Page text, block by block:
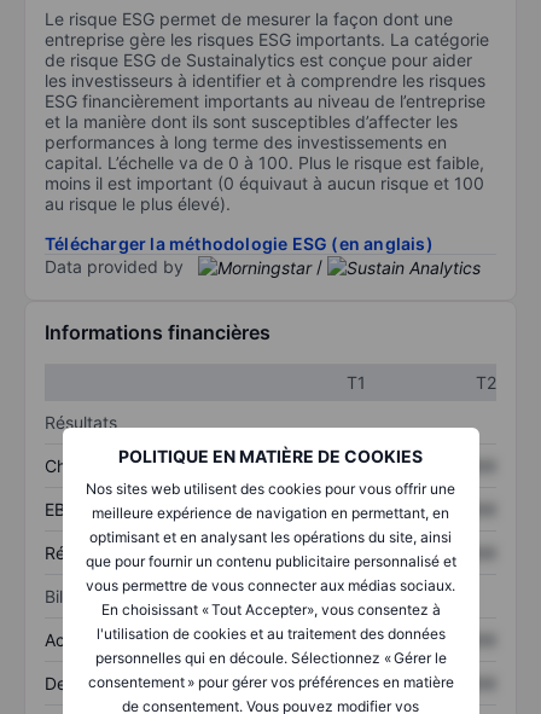
POLITIQUE EN MATIÈRE DE COOKIES
Nos sites web utilisent des cookies pour vous offrir une
meilleure expérience de navigation en permettant, en
optimisant et en analysant les opérations du site, ainsi
que pour fournir un contenu publicitaire personnalisé et
vous permettre de vous connecter aux médias sociaux.
En choisissant « Tout Accepter», vous consentez à
l'utilisation de cookies et au traitement des données
personnelles qui en découle. Sélectionnez « Gérer le
consentement » pour gérer vos préférences en matière
de consentement. Vous pouvez modifier vos
Le risque ESG permet de mesurer la façon dont une
entreprise gère les risques ESG importants. La catégorie
de risque ESG de Sustainalytics est conçue pour aider
les investisseurs à identifier et à comprendre les risques
ESG financièrement importants au niveau de l’entreprise
et la manière dont ils sont susceptibles d’affecter les
performances à long terme des investissements en
capital. L’échelle va de 0 à 100. Plus le risque est faible,
moins il est important (0 équivaut à aucun risque et 100
au risque le plus élevé).
Télécharger la méthodologie ESG (en anglais)
Data provided by
/
Informations financières
T1
T2
Résultats
Chiffre d’affaires XXXXXXX XXXXXXX
EBITDA XXXXXXX XXXXXXX
Résultat net XXXXXXX XXXXXXX
Bilan
Actifs totaux XXXXXXX XXXXXXX
Dette totale XXXXXXX XXXXXXX